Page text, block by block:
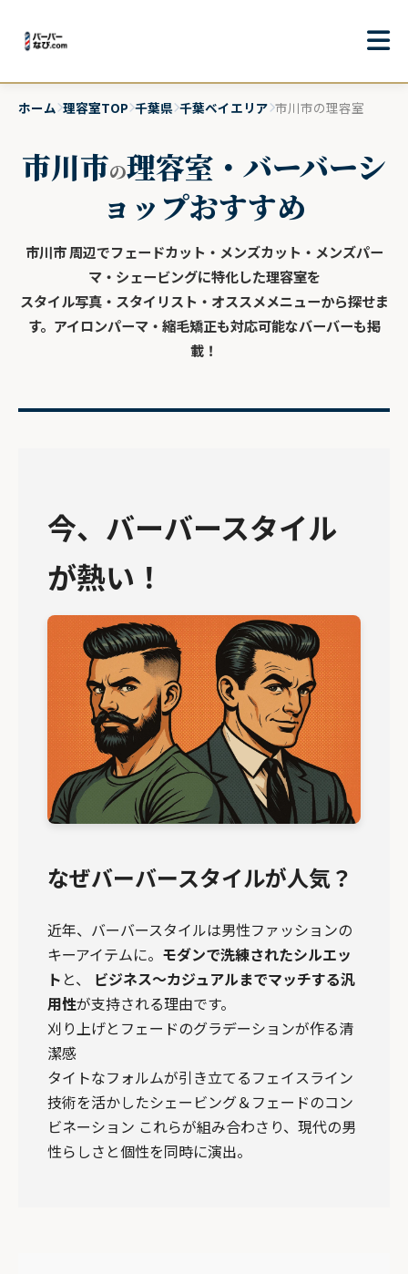
ホーム 理容室TOP 千葉県 千葉ベイエリア 市川市の理容室
市川市の理容室・バーバーシ
ョップおすすめ
市川市 周辺でフェードカット・メンズカット・メンズパー
マ・シェービングに特化した理容室を
スタイル写真・スタイリスト・オススメメニューから探せま
す。アイロンパーマ・縮毛矯正も対応可能なバーバーも掲
載！
今、バーバースタイル
が熱い！
なぜバーバースタイルが人気？
近年、バーバースタイルは男性ファッションの
キーアイテムに。 モダンで洗練されたシルエッ
ト と、 ビジネス～カジュアルまでマッチする汎
用性が支持される理由です。
刈り上げとフェードのグラデーションが作る清
潔感
タイトなフォルムが引き立てるフェイスライン
技術を活かしたシェービング＆フェードのコン
ビネーション これらが組み合わさり、現代の男
性らしさと個性を同時に演出。